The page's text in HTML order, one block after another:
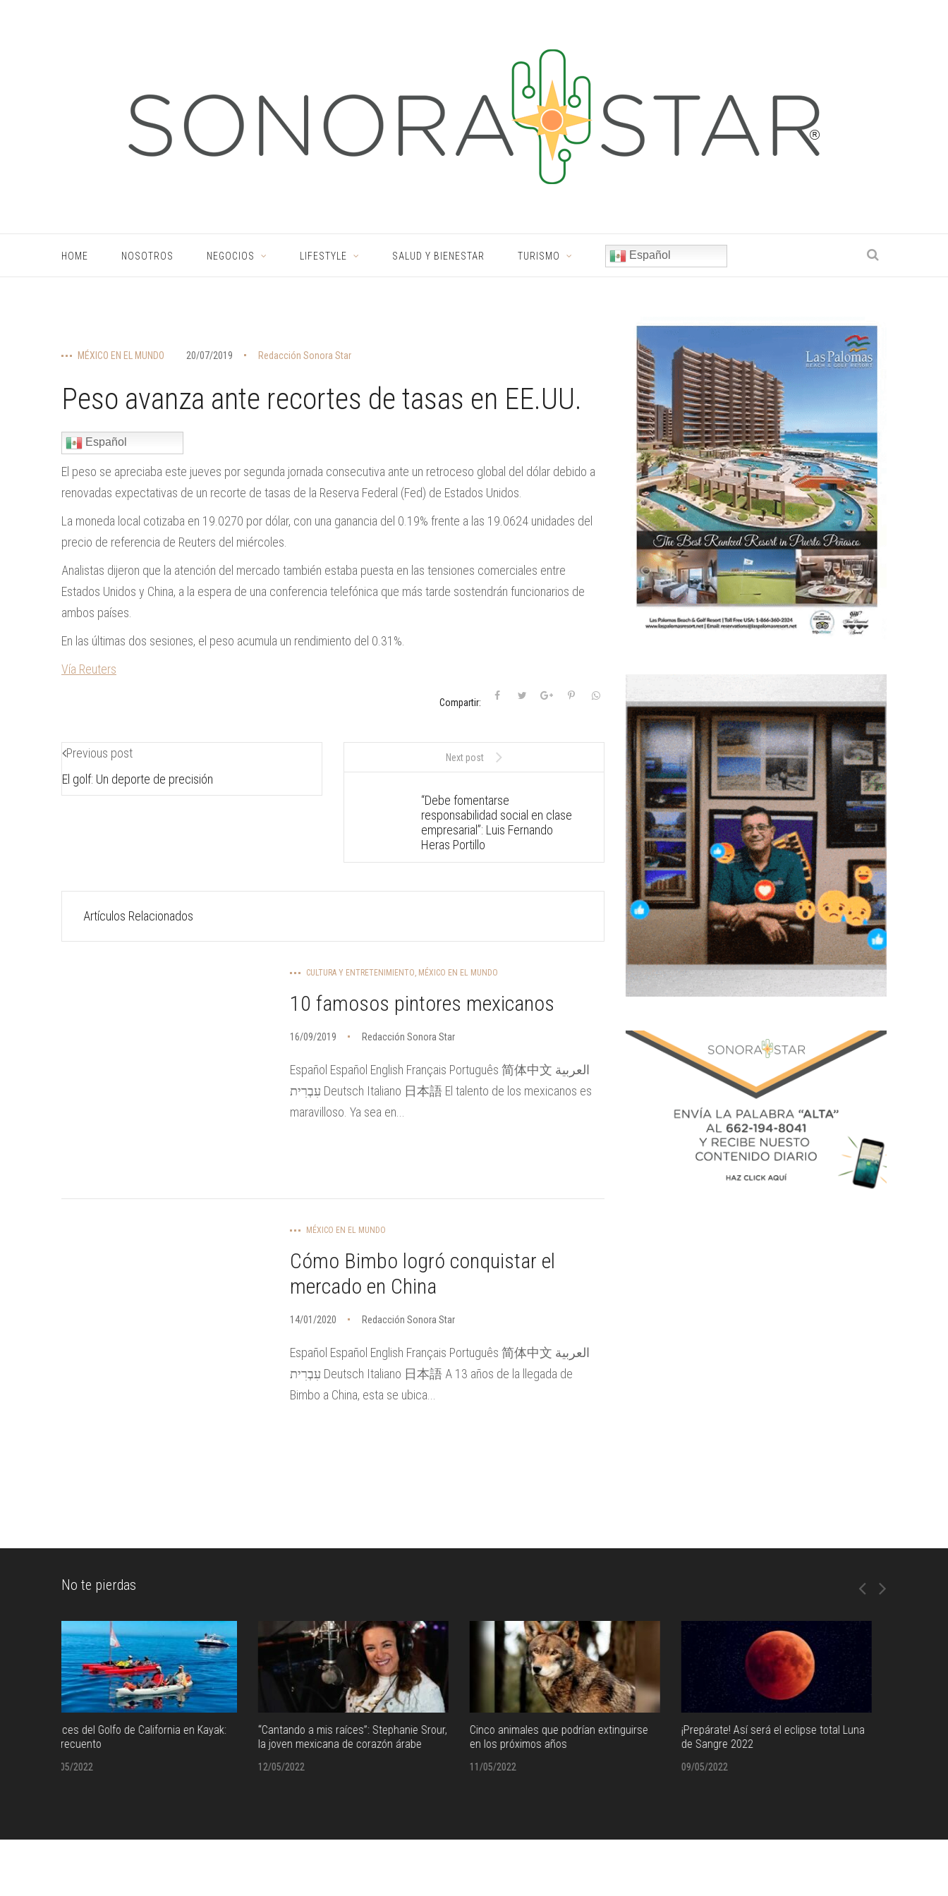
HOME NOSOTROS NEGOCIOS LIFESTYLE SALUD Y BIENESTAR TURISMO Español
MÉXICO EN EL MUNDO 20/07/2019 Redacción Sonora Star
Peso avanza ante recortes de tasas en EE.UU.
Español
El peso se apreciaba este jueves por segunda jornada consecutiva ante un retroceso global del dólar debido a
renovadas expectativas de un recorte de tasas de la Reserva Federal (Fed) de Estados Unidos.
La moneda local cotizaba en 19.0270 por dólar, con una ganancia del 0.19% frente a las 19.0624 unidades del
precio de referencia de Reuters del miércoles.
Analistas dijeron que la atención del mercado también estaba puesta en las tensiones comerciales entre
Estados Unidos y China, a la espera de una conferencia telefónica que más tarde sostendrán funcionarios de
ambos países.
En las últimas dos sesiones, el peso acumula un rendimiento del 0.31%.
Vía Reuters
Compartir:
Previous post
El golf: Un deporte de precisión
Next post
“Debe fomentarse
responsabilidad social en clase
empresarial”: Luis Fernando
Heras Portillo
Artículos Relacionados
CULTURA Y ENTRETENIMIENTO, MÉXICO EN EL MUNDO
10 famosos pintores mexicanos
16/09/2019 Redacción Sonora Star
Español Español English Français Português 简体中文 العربية
עִבְרִית Deutsch Italiano 日本語 El talento de los mexicanos es
maravilloso. Ya sea en...
MÉXICO EN EL MUNDO
Cómo Bimbo logró conquistar el
mercado en China
14/01/2020 Redacción Sonora Star
Español Español English Français Português 简体中文 العربية
עִבְרִית Deutsch Italiano 日本語 A 13 años de la llegada de
Bimbo a China, esta se ubica...
No te pierdas
“Cantando a mis raíces”: Stephanie Srour,
la joven mexicana de corazón árabe
12/05/2022
Cinco animales que podrían extinguirse
en los próximos años
11/05/2022
¡Prepárate! Así será el eclipse total Luna
de Sangre 2022
09/05/2022
De Memoria: Negocios internacionales y
el futuro de México
09/05/2022